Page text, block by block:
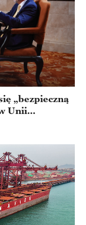
„bezpieczną
Unii